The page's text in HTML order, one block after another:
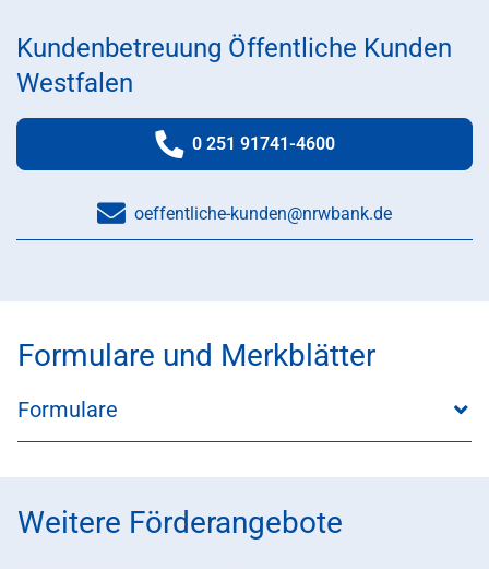
Kundenbetreuung Öffentliche Kunden
Westfalen
Telefonnummer:
0 251 91741-4600
oeffentliche-kunden@nrwbank.de
Formulare und Merkblätter
Formulare
Weitere Förderangebote